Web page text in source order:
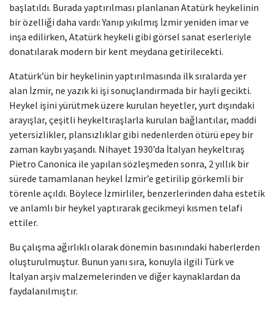
başlatıldı. Burada yaptırılması planlanan Atatürk heykelinin
bir özelliği daha vardı: Yanıp yıkılmış İzmir yeniden imar ve
inşa edilirken, Atatürk heykeli gibi görsel sanat eserleriyle
donatılarak modern bir kent meydana getirilecekti.
Atatürk’ün bir heykelinin yaptırılmasında ilk sıralarda yer
alan İzmir, ne yazık ki işi sonuçlandırmada bir hayli gecikti.
Heykel işini yürütmek üzere kurulan heyetler, yurt dışındaki
arayışlar, çeşitli heykeltıraşlarla kurulan bağlantılar, maddi
yetersizlikler, plansızlıklar gibi nedenlerden ötürü epey bir
zaman kaybı yaşandı. Nihayet 1930’da İtalyan heykeltıraş
Pietro Canonica ile yapılan sözleşmeden sonra, 2 yıllık bir
sürede tamamlanan heykel İzmir’e getirilip görkemli bir
törenle açıldı. Böylece İzmirliler, benzerlerinden daha estetik
ve anlamlı bir heykel yaptırarak gecikmeyi kısmen telafi
ettiler.
Bu çalışma ağırlıklı olarak dönemin basınındaki haberlerden
oluşturulmuştur. Bunun yanı sıra, konuyla ilgili Türk ve
İtalyan arşiv malzemelerinden ve diğer kaynaklardan da
faydalanılmıştır.